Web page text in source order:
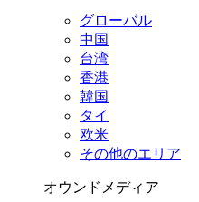
グローバル
中国
台湾
香港
韓国
タイ
欧米
その他のエリア
オウンドメディア